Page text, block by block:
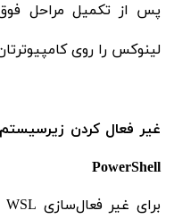
پس از تکمیل مراحل
لینوکس را روی
غیر فعال کردن
PowerShell